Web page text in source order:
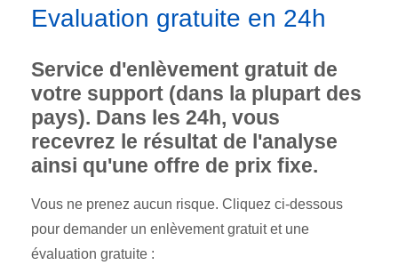
Evaluation gratuite en 24h
Service d'enlèvement gratuit de
votre support (dans la plupart des
pays). Dans les 24h, vous
recevrez le résultat de l'analyse
ainsi qu'une offre de prix fixe.
Vous ne prenez aucun risque. Cliquez ci-dessous
pour demander un enlèvement gratuit et une
évaluation gratuite :